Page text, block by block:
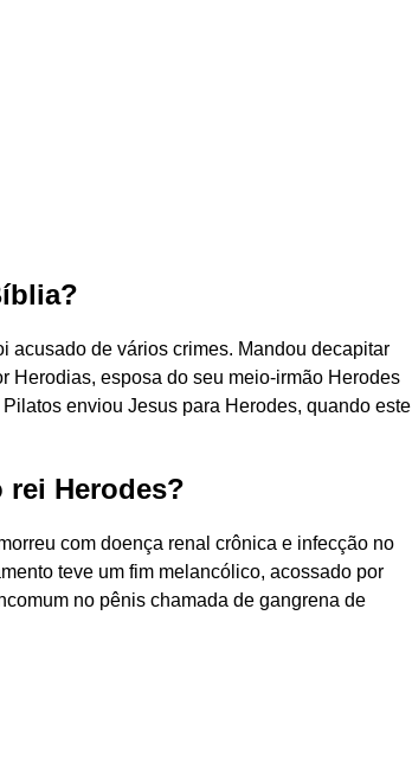
acusado de vários crimes. Mandou decapitar
Herodias, esposa do seu meio-irmão Herodes
enviou Jesus para Herodes, quando este
rei Herodes?
com doença renal crônica e infecção no
teve um fim melancólico, acossado por
no pênis chamada de gangrena de